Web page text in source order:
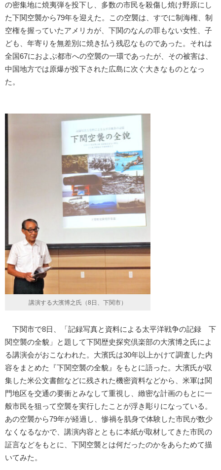
の密集地に焼夷弾を投下し、多数の市民を殺傷し焼け野原にし
た下関空襲から79年を迎えた。この空襲は、すでに制海権、制
空権を握っていたアメリカが、下関のなんの罪もない女性、子
ども、年寄りを無差別に焼き払う残忍なものであった。それは
全国67におよぶ都市への空襲の一環であったが、その被害は、
中国地方では原爆が投下された広島に次ぐ大きなものとなっ
た。
講演する大濱博之氏（8日、下関市）
下関市で8日、「記録写真と資料による太平洋戦争の記録 下
関空襲の全貌」と題して下関歴史探究倶楽部の大濱博之氏によ
る講演会がおこなわれた。大濱氏は30年以上かけて調査した内
容をまとめた『下関空襲の全貌』をもとに語った。大濱氏が収
集した米公文書館などに残された機密資料などから、米軍は関
門地区を交通の要衝とみなして重視し、緻密な計画のもとに一
般市民を狙って空襲を実行したことが浮き彫りになっている。
あの空襲から79年が経過し、惨禍を肌身で体験した市民が数少
なくなるなかで、講演内容とともに本紙が取材してきた市民の
証言などをもとに、下関空襲とは何だったのかをあらためて描
いてみた。